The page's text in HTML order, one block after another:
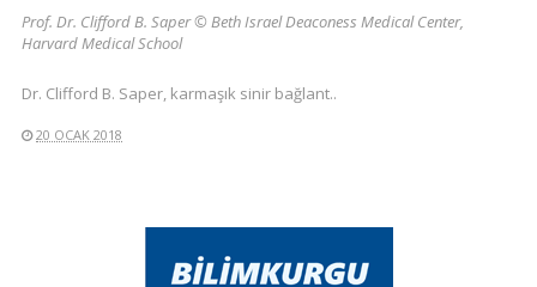
Prof. Dr. Clifford B. Saper © Beth Israel Deaconess Medical Center,
Harvard Medical School
Dr. Clifford B. Saper, karmaşık sinir bağlant..
20 OCAK 2018